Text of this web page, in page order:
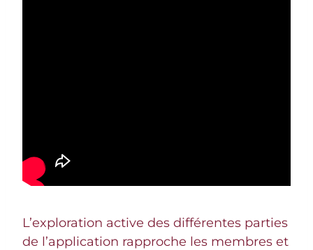
L’exploration active des différentes parties
de l’application rapproche les membres et